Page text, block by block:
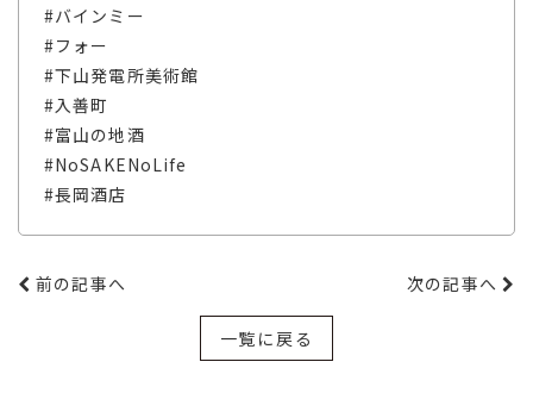
#バインミー
#フォー
#下山発電所美術館
#入善町
#富山の地酒
#NoSAKENoLife
#長岡酒店
前の記事へ 次の記事へ
一覧に戻る